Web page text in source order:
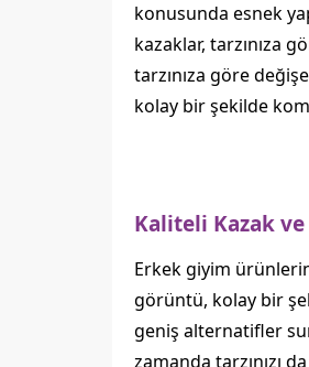
konusunda esnek
kazaklar, tarzınıza
tarzınıza göre
kolay bir şekilde
Kaliteli Kazak
Erkek giyim
görüntü, kolay bir
geniş alternatifler
zamanda tarzınızı